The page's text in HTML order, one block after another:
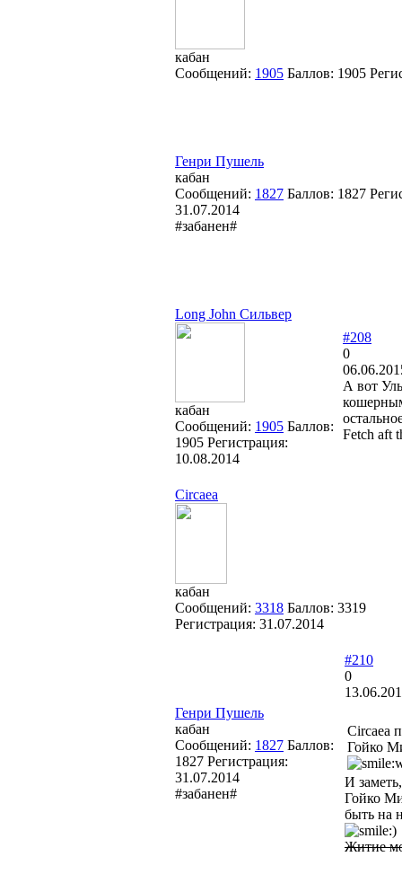
кабан
Сообщений: 1905 Баллов: 1905
Генри Пушель
кабан
Сообщений: 1827 Баллов: 1827
31.07.2014
#забанен#
Long John Сильвер
кабан
Сообщений: 1905 Баллов:
1905 Регистрация:
10.08.2014
#208
0
А вот
Fetch aft
Circaea
кабан
Сообщений: 3318 Баллов: 3319
Регистрация: 31.07.2014
Генри Пушель
кабан
Сообщений: 1827 Баллов:
1827 Регистрация:
31.07.2014
#забанен#
#210
0
Circaea
Гойко
И
Гойко
быть на
Житие